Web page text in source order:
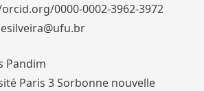
0000-0002-3962-3972
Pandim
Paris 3 Sorbonne nouvelle